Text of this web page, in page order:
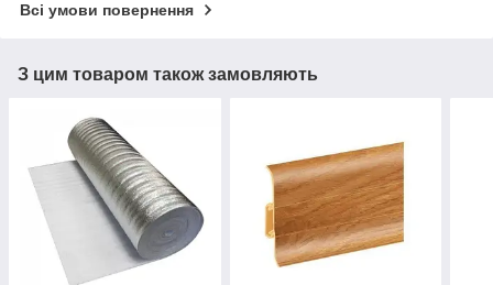
Всі умови повернення
З цим товаром також замовляють